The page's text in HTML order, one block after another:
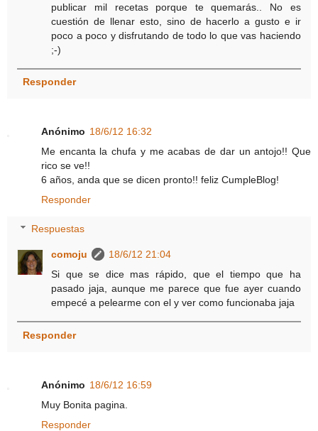
publicar mil recetas porque te quemarás.. No es
cuestión de llenar esto, sino de hacerlo a gusto e ir
poco a poco y disfrutando de todo lo que vas haciendo
;-)
Responder
Anónimo 18/6/12 16:32
Me encanta la chufa y me acabas de dar un antojo!! Que
rico se ve!!
6 años, anda que se dicen pronto!! feliz CumpleBlog!
Responder
Respuestas
comoju
18/6/12 21:04
Si que se dice mas rápido, que el tiempo que ha
pasado jaja, aunque me parece que fue ayer cuando
empecé a pelearme con el y ver como funcionaba jaja
Responder
Anónimo 18/6/12 16:59
Muy Bonita pagina.
Responder